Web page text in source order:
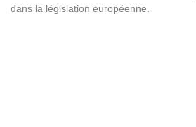
dans la législation européenne.